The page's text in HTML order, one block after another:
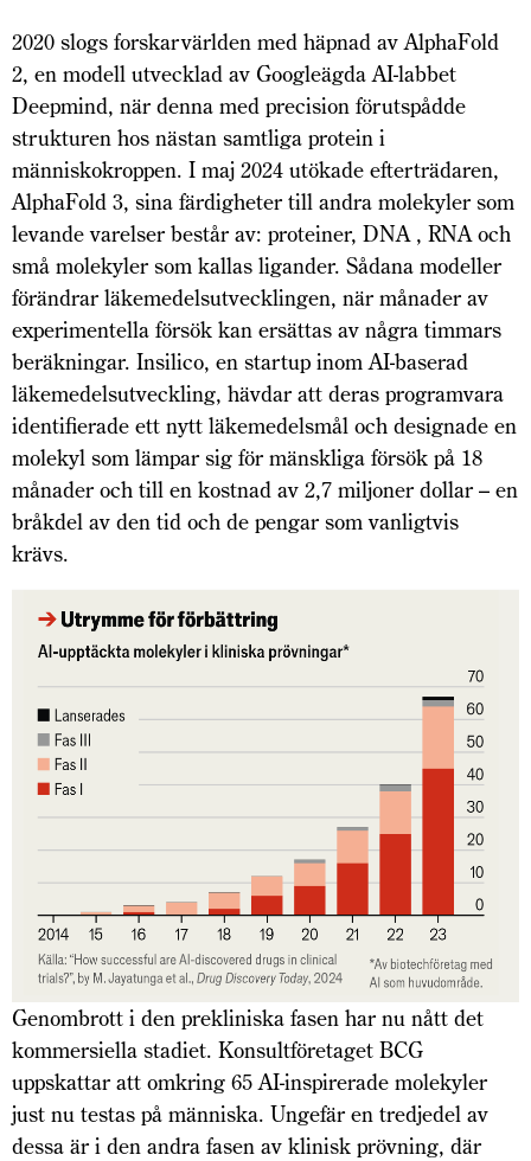
2020 slogs forskarvärlden med häpnad av AlphaFold
2, en modell utvecklad av Googleägda AI-labbet
Deepmind, när denna med precision förutspådde
strukturen hos nästan samtliga protein i
människokroppen. I maj 2024 utökade efterträdaren,
AlphaFold 3, sina färdigheter till andra molekyler som
levande varelser består av: proteiner, DNA , RNA och
små molekyler som kallas ligander. Sådana modeller
förändrar läkemedelsutvecklingen, när månader av
experimentella försök kan ersättas av några timmars
beräkningar. Insilico, en startup inom AI-baserad
läkemedelsutveckling, hävdar att deras programvara
identifierade ett nytt läkemedelsmål och designade en
molekyl som lämpar sig för mänskliga försök på 18
månader och till en kostnad av 2,7 miljoner dollar – en
bråkdel av den tid och de pengar som vanligtvis
krävs.
Genombrott i den prekliniska fasen har nu nått det
kommersiella stadiet. Konsultföretaget BCG
uppskattar att omkring 65 AI-inspirerade molekyler
just nu testas på människa. Ungefär en tredjedel av
dessa är i den andra fasen av klinisk prövning, där